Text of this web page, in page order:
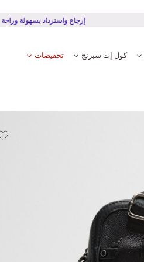
إرجاع واسترداد بسهولة وراحة
كول إت سبرنج تخفيضات